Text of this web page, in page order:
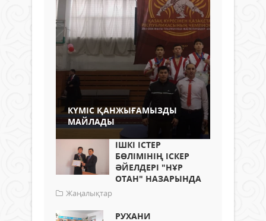
КҮМІС ҚАНЖЫҒАМЫЗДЫ
МАЙЛАДЫ
ІШКІ ІСТЕР
БӨЛІМІНІҢ ІСКЕР
ӘЙЕЛДЕРІ "НҰР
ОТАН" НАЗАРЫНДА
Жаңалықтар
РУХАНИ